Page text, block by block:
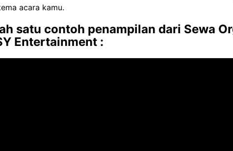
acara kamu.
satu contoh penampilan dari Sewa
Entertainment :